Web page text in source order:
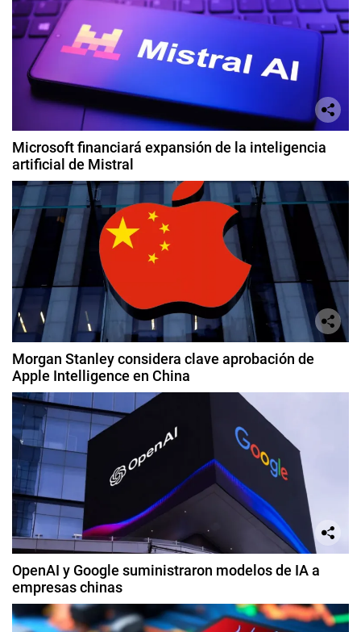
Microsoft financiará expansión de la inteligencia
artificial de Mistral
Morgan Stanley considera clave aprobación de
Apple Intelligence en China
OpenAI y Google suministraron modelos de IA a
empresas chinas